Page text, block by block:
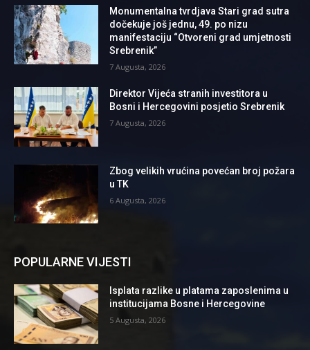
Monumentalna tvrdjava Stari grad sutra
dočekuje još jednu, 49. po nizu
manifestaciju “Otvoreni grad umjetnosti
Srebrenik”
7 Augusta, 2026
Direktor Vijeća stranih investitora u
Bosni i Hercegovini posjetio Srebrenik
7 Augusta, 2026
Zbog velikih vrućina povećan broj požara
u TK
6 Augusta, 2026
POPULARNE VIJESTI
Isplata razlike u platama zaposlenima u
institucijama Bosne i Hercegovine
5 Augusta, 2026